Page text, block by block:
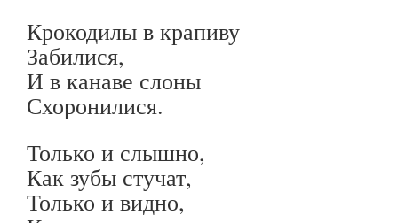
Крокодилы в крапиву
Забилися,
И в канаве слоны
Схоронилися.
Только и слышно,
Как зубы стучат,
Только и видно,